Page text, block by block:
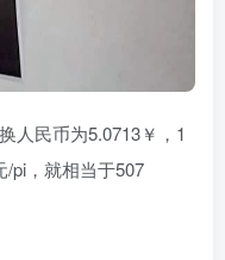
人民币为5.0713￥，1
/pi，就相当于507